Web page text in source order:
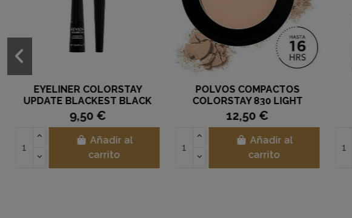
EYELINER COLORSTAY
UPDATE BLACKEST BLACK
REVLON 2.5ML.
9,50 €
Añadir al
carrito
POLVOS COMPACTOS
COLORSTAY 830 LIGHT
MEDIUM REVLON
12,50 €
Añadir al
carrito